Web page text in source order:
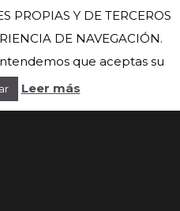
PROPIAS Y DE TERCEROS
DE NAVEGACIÓN.
que aceptas su
Leer más